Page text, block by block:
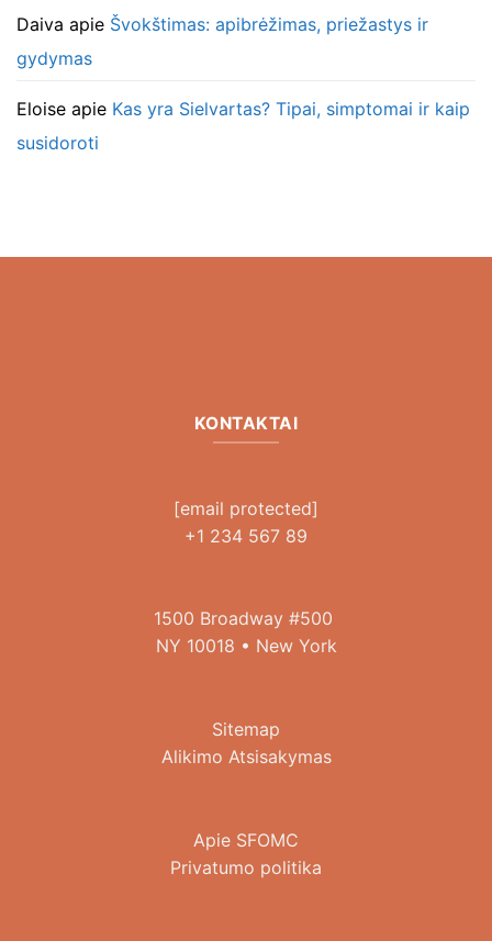
Daiva apie Švokštimas: apibrėžimas, priežastys ir
gydymas
Eloise apie Kas yra Sielvartas? Tipai, simptomai ir kaip
susidoroti
KONTAKTAI
[email protected]
+1 234 567 89
1500 Broadway #500
NY 10018 • New York
Sitemap
Alikimo Atsisakymas
Apie SFOMC
Privatumo politika